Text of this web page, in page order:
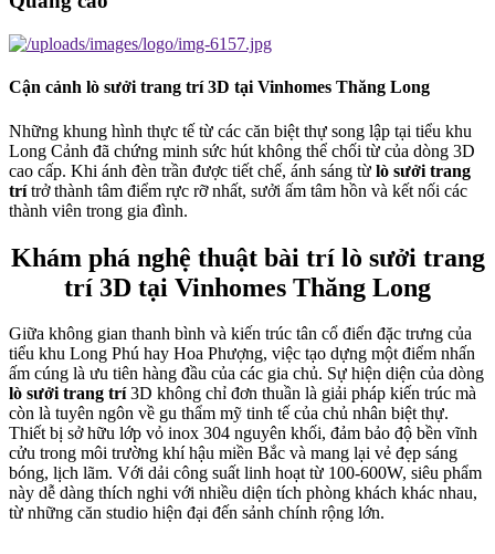
Cận cảnh lò sưởi trang trí 3D tại Vinhomes Thăng Long
Những khung hình thực tế từ các căn biệt thự song lập tại tiểu khu
Long Cảnh đã chứng minh sức hút không thể chối từ của dòng 3D
cao cấp. Khi ánh đèn trần được tiết chế, ánh sáng từ lò sưởi trang
trítrở thành tâm điểm rực rỡ nhất, sưởi ấm tâm hồn và kết nối các
thành viên trong gia đình.
Khám phá nghệ thuật bài trí lò sưởi trang
trí 3D tại Vinhomes Thăng Long
Giữa không gian thanh bình và kiến trúc tân cổ điển đặc trưng của
tiểu khu Long Phú hay Hoa Phượng, việc tạo dựng một điểm nhấn
ấm cúng là ưu tiên hàng đầu của các gia chủ. Sự hiện diện của dòng
lò sưởi trang trí3D không chỉ đơn thuần là giải pháp kiến trúc mà
còn là tuyên ngôn về gu thẩm mỹ tinh tế của chủ nhân biệt thự.
Thiết bị sở hữu lớp vỏ inox 304 nguyên khối, đảm bảo độ bền vĩnh
cửu trong môi trường khí hậu miền Bắc và mang lại vẻ đẹp sáng
bóng, lịch lãm. Với dải công suất linh hoạt từ 100-600W, siêu phẩm
này dễ dàng thích nghi với nhiều diện tích phòng khách khác nhau,
từ những căn studio hiện đại đến sảnh chính rộng lớn.